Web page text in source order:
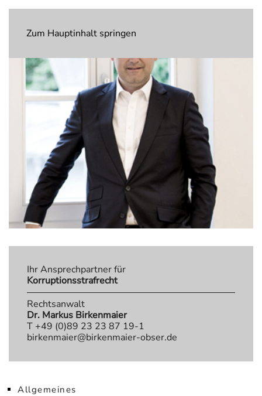
Zum Hauptinhalt springen
Ihr Ansprechpartner für
Korruptionsstrafrecht
Rechtsanwalt
Dr. Markus Birkenmaier
T +49 (0)89 23 23 87 19-1
birkenmaier@birkenmaier-obser.de
Allgemeines